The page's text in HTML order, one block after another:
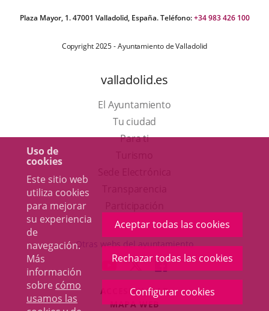
Uso de
cookies
Este sitio web
utiliza cookies
para mejorar
su experiencia
de
navegación.
Más
información
sobre cómo
usamos las
Aceptar todas las cookies
Rechazar todas las cookies
Configurar cookies
Plaza Mayor, 1. 47001 Valladolid, España. Teléfono:+34 983 426 100
Copyright 2025 - Ayuntamiento de Valladolid
valladolid.es
El Ayuntamiento
Tu ciudad
Para ti
en
una
ventana
nueva.
aplicación
externa.
Otras webs del ayuntamiento
ENLACE
A
UNA
ENLACE
A
UNA
ENLACE
A
UNA
ACCESIBILIDAD
MAPA WEB